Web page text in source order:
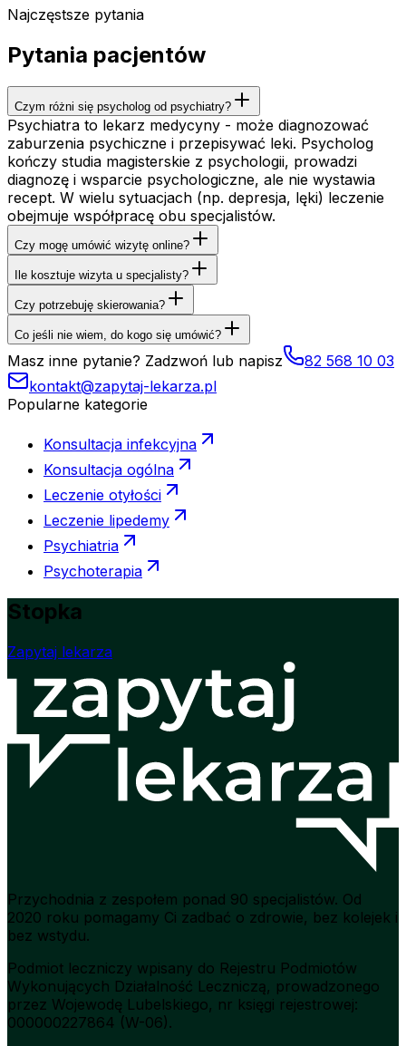
Najczęstsze pytania
Pytania pacjentów
Czym różni się psycholog od psychiatry?
Psychiatra to lekarz medycyny - może diagnozować
zaburzenia psychiczne i przepisywać leki. Psycholog
kończy studia magisterskie z psychologii, prowadzi
diagnozę i wsparcie psychologiczne, ale nie wystawia
recept. W wielu sytuacjach (np. depresja, lęki) leczenie
obejmuje współpracę obu specjalistów.
Czy mogę umówić wizytę online?
Ile kosztuje wizyta u specjalisty?
Czy potrzebuję skierowania?
Co jeśli nie wiem, do kogo się umówić?
Masz inne pytanie? Zadzwoń lub napisz
82 568 10 03
kontakt@zapytaj-lekarza.pl
Popularne kategorie
Konsultacja infekcyjna
Konsultacja ogólna
Leczenie otyłości
Leczenie lipedemy
Psychiatria
Psychoterapia
Stopka
Zapytaj lekarza
Przychodnia z zespołem ponad 90 specjalistów. Od
2020 roku pomagamy Ci zadbać o zdrowie, bez kolejek i
bez wstydu.
Podmiot leczniczy wpisany do Rejestru Podmiotów
Wykonujących Działalność Leczniczą, prowadzonego
przez Wojewodę Lubelskiego, nr księgi rejestrowej:
000000227864 (W-06).